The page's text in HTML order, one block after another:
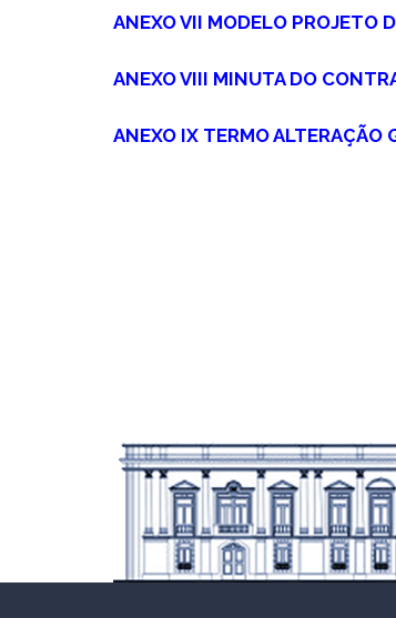
ANEXO VII MODELO PROJETO
ANEXO VIII MINUTA DO
ANEXO IX TERMO ALTERAÇÃO